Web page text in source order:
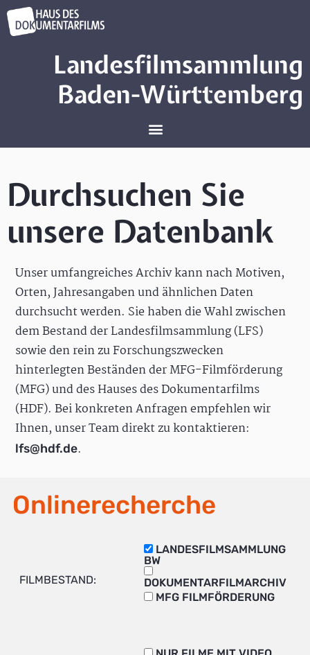
Landesfilmsammlung
Baden-Württemberg
Durchsuchen Sie
unsere Datenbank
Unser umfangreiches Archiv kann nach Motiven,
Orten, Jahresangaben und ähnlichen Daten
durchsucht werden. Sie haben die Wahl zwischen
dem Bestand der Landesfilmsammlung (LFS)
sowie den rein zu Forschungszwecken
hinterlegten Beständen der MFG-Filmförderung
(MFG) und des Hauses des Dokumentarfilms
(HDF). Bei konkreten Anfragen empfehlen wir
Ihnen, unser Team direkt zu kontaktieren:
lfs@hdf.de.
Onlinerecherche
FILMBESTAND:
LANDESFILMSAMMLUNG
BW
DOKUMENTARFILMARCHIV
MFG FILMFÖRDERUNG